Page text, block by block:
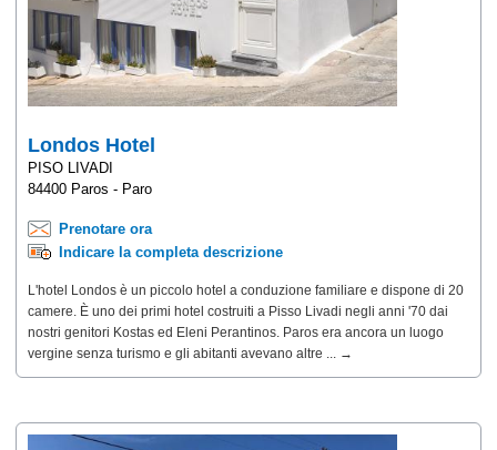
Londos Hotel
PISO LIVADI
84400 Paros - Paro
Prenotare ora
Indicare la completa descrizione
L'hotel Londos è un piccolo hotel a conduzione familiare e dispone di 20
camere. È uno dei primi hotel costruiti a Pisso Livadi negli anni '70 dai
nostri genitori Kostas ed Eleni Perantinos. Paros era ancora un luogo
vergine senza turismo e gli abitanti avevano altre ... →